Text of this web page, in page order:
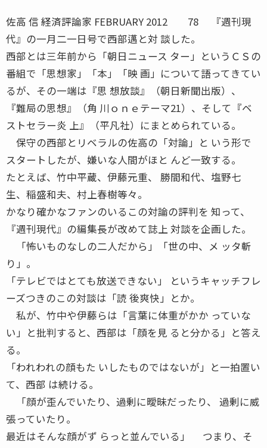
佐高 信 経済評論家 FEBRUARY 2012 78 『週刊現
代』の一月二一日号で西部邁と対 談した。
西部とは三年前から「朝日ニュース ター」というＣＳの
番組で「思想家」「本」「映 画」について語ってきてい
るが、その一端は『思 想放談』（朝日新聞出版）、
『難局の思想』（角 川ｏｎｅテーマ21）、そして『ベ
ストセラー炎 上』（平凡社）にまとめられている。
保守の西部とリベラルの佐高の「対論」と いう形で
スタートしたが、嫌いな人間がほと んど一致する。
たとえば、竹中平蔵、伊藤元重、 勝間和代、塩野七
生、稲盛和夫、村上春樹等々。
かなり確かなファンのいるこの対論の評判を 知って、
『週刊現代』の編集長が改めて誌上 対談を企画した。
「怖いものなしの二人だから」「世の中、メ ッタ斬
り」。
「テレビではとても放送できない」 というキャッチフレ
ーズつきのこの対談は「読 後爽快」とか。
私が、竹中や伊藤らは「言葉に体重がかか っていな
い」と批判すると、西部は「顔を見 ると分かる」と答え
る。
「われわれの顔もた いしたものではないが」と一拍置い
て、西部 は続ける。
「顔が歪んでいたり、過剰に曖昧だったり、 過剰に威
張っていたり。
最近はそんな顔がず らっと並んでいる」 つまり、そ